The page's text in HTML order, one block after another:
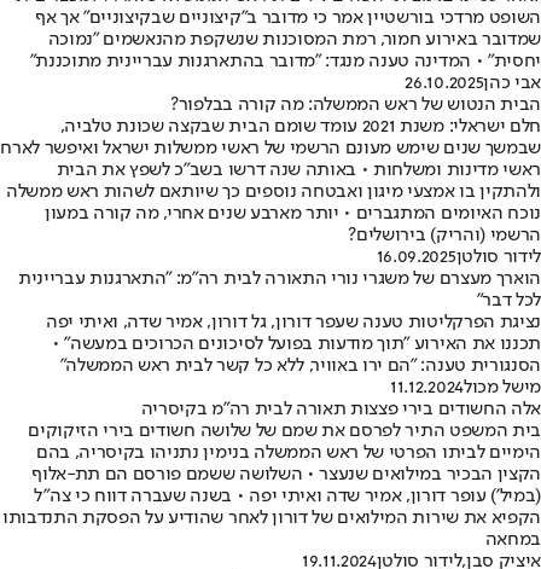
השופט מרדכי בורשטיין אמר כי מדובר ב"קיצוניים שבקיצוניים" אך אף
שמדובר באירוע חמור, רמת המסוכנות שנשקפת מהנאשמים "נמוכה
יחסית" • המדינה טענה מנגד: "מדובר בהתארגנות עבריינית מתוכננת"
אבי כהן26.10.2025
הבית הנטוש של ראש הממשלה: מה קורה בבלפור?
חלם ישראלי: משנת 2021 עומד שומם הבית שבקצה שכונת טלביה,
שבמשך שנים שימש מעונם הרשמי של ראשי ממשלות ישראל ואיפשר לארח
ראשי מדינות ומשלחות • באותה שנה דרשו בשב"כ לשפץ את הבית
ולהתקין בו אמצעי מיגון ואבטחה נוספים כך שיותאם לשהות ראש ממשלה
נוכח האיומים המתגברים • יותר מארבע שנים אחרי, מה קורה במעון
הרשמי (והריק) בירושלים?
לידור סולטן16.09.2025
הוארך מעצרם של משגרי נורי התאורה לבית רה"מ: "התארגנות עבריינית
לכל דבר"
נציגת הפרקליטות טענה שעפר דורון, גל דורון, אמיר שדה, ואיתי יפה
תכננו את האירוע "תוך מודעות בפועל לסיכונים הכרוכים במעשה" •
הסנגורית טענה: "הם ירו באוויר, ללא כל קשר לבית ראש הממשלה"
מישל מכול11.12.2024
אלה החשודים בירי פצצות תאורה לבית רה"מ בקיסריה
בית המשפט התיר לפרסם את שמם של שלושה חשודים בירי הזיקוקים
הימיים לביתו הפרטי של ראש הממשלה בנימין נתניהו בקיסריה, בהם
הקצין הבכיר במילואים שנעצר • השלושה ששמם פורסם הם תת-אלוף
(במיל') עופר דורון, אמיר שדה ואיתי יפה • בשנה שעברה דווח כי צה"ל
הקפיא את שירות המילואים של דורון לאחר שהודיע על הפסקת התנדבותו
במחאה
איציק סבן,לידור סולטן19.11.2024